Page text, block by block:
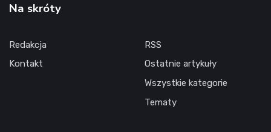
Na skróty
Redakcja
Kontakt
RSS
Ostatnie artykuły
Wszystkie kategorie
Tematy